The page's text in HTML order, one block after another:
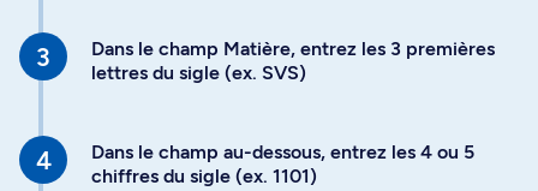
Dans le champ Matière, entrez les 3 premières
lettres du sigle (ex. SVS)
Dans le champ au-dessous, entrez les 4 ou 5
chiffres du sigle (ex. 1101)